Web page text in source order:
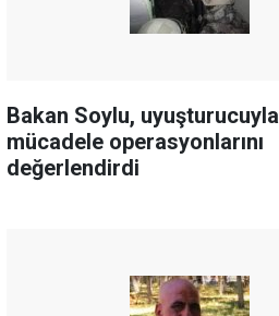
Bakan Soylu, uyuşturucuyla
mücadele operasyonlarını
değerlendirdi